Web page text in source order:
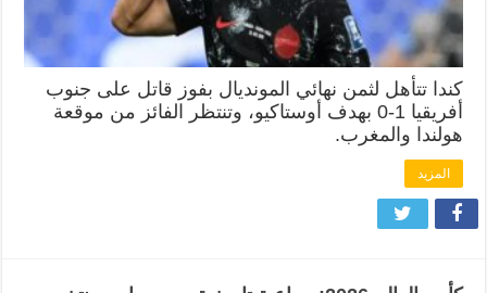
كندا تتأهل لثمن نهائي المونديال بفوز قاتل على جنوب
أفريقيا 1-0 بهدف أوستاكيو، وتنتظر الفائز من موقعة
هولندا والمغرب.
المزيد